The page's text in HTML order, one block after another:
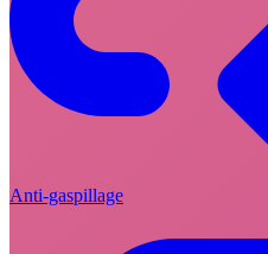
Anti-gaspillage